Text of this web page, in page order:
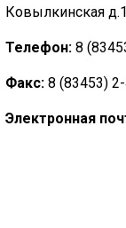
Ковылкинская д.1
Телефон: 8
Факс: 8 (83453)
Электронная